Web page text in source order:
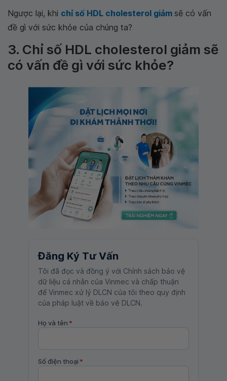
Ngược lại, khi chỉ số HDL cholesterol giảm sẽ có vấn
đề gì với sức khỏe của chúng ta?
3. Chỉ số HDL cholesterol giảm sẽ
có vấn đề gì với sức khỏe?
Đăng Ký Tư Vấn
Tôi đã đọc và đồng ý với Chính sách bảo vệ
dữ liệu cá nhân của Vinmec và chấp thuận
để Vinmec xử lý DLCN của tôi theo quy định
của pháp luật về bảo vệ DLCN.
Họ và tên *
Số điện thoại *